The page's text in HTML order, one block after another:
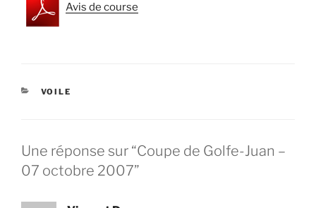
Avis de course
CATÉGORIES
VOILE
Une réponse sur “Coupe de Golfe-Juan –
07 octobre 2007”